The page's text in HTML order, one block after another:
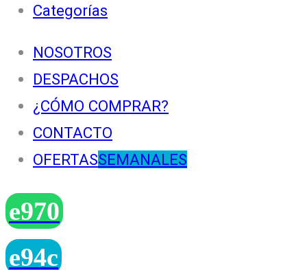
Categorías
NOSOTROS
DESPACHOS
¿CÓMO COMPRAR?
CONTACTO
OFERTASSEMANALES